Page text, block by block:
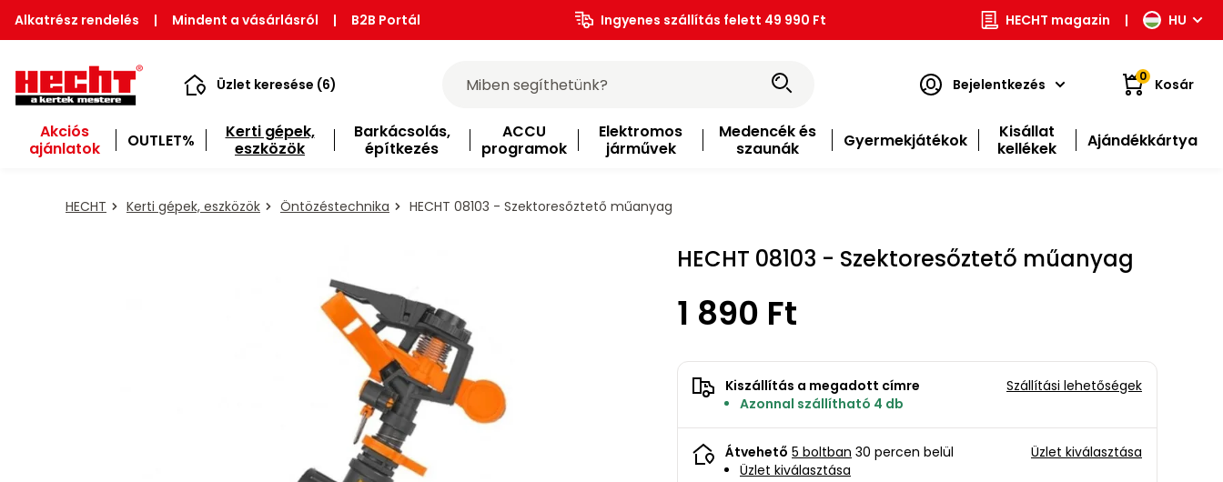
Alkatrész rendelés | Mindent a vásárlásról | B2B Portál Ingyenes szállítás felett 49 990 Ft HECHT magazin | HU
Üzlet keresése (6) Bejelentkezés 0 Kosár
Akciós
ajánlatok
OUTLET%
Kerti gépek,
eszközök
Barkácsolás,
építkezés
ACCU
programok
Elektromos
járművek
Medencék és
szaunák
Gyermekjátékok
Kisállat
kellékek
Ajándékkártya
HECHT Kerti gépek, eszközök Öntözéstechnika HECHT 08103 - Szektoresőztető műanyag
HECHT 08103 - Szektoresőztető műanyag
1 890 Ft
Kiszállítás a megadott címre
Azonnal szállítható 4 db
Szállítási lehetőségek
Átvehető 5 boltban 30 percen belül
Üzlet kiválasztása
Üzlet kiválasztása